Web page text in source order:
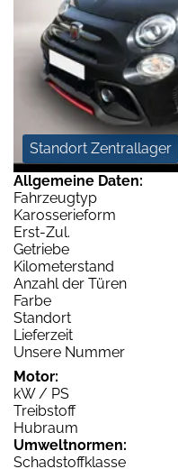
Standort Zentrallager
Allgemeine Daten:
Fahrzeugtyp
Karosserieform
Erst-Zul.
Getriebe
Kilometerstand
Anzahl der Türen
Farbe
Standort
Lieferzeit
Unsere Nummer
Motor:
kW / PS
Treibstoff
Hubraum
Umweltnormen:
Schadstoffklasse